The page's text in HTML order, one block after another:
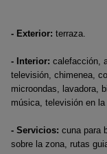
- Exterior: terraza.
- Interior: calefacción,
televisión, chimenea,
microondas, lavadora,
música, televisión en
- Servicios: cuna para
sobre la zona, rutas